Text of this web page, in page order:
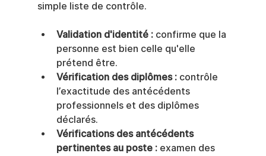
simple liste de contrôle.
Validation d'identité : confirme que la
personne est bien celle qu'elle
prétend être.
Vérification des diplômes : contrôle
l’exactitude des antécédents
professionnels et des diplômes
déclarés.
Vérifications des antécédents
pertinentes au poste : examen des